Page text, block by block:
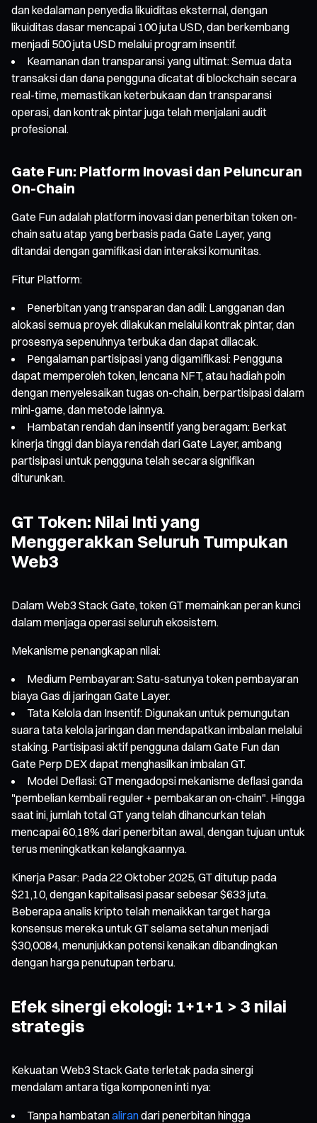
dan kedalaman penyedia likuiditas eksternal, dengan
likuiditas dasar mencapai 100 juta USD, dan berkembang
menjadi 500 juta USD melalui program insentif.
Keamanan dan transparansi yang ultimat: Semua data
transaksi dan dana pengguna dicatat di blockchain secara
real-time, memastikan keterbukaan dan transparansi
operasi, dan kontrak pintar juga telah menjalani audit
profesional.
Gate Fun: Platform Inovasi dan Peluncuran
On-Chain
Gate Fun adalah platform inovasi dan penerbitan token on-
chain satu atap yang berbasis pada Gate Layer, yang
ditandai dengan gamifikasi dan interaksi komunitas.
Fitur Platform:
Penerbitan yang transparan dan adil: Langganan dan
alokasi semua proyek dilakukan melalui kontrak pintar, dan
prosesnya sepenuhnya terbuka dan dapat dilacak.
Pengalaman partisipasi yang digamifikasi: Pengguna
dapat memperoleh token, lencana NFT, atau hadiah poin
dengan menyelesaikan tugas on-chain, berpartisipasi dalam
mini-game, dan metode lainnya.
Hambatan rendah dan insentif yang beragam: Berkat
kinerja tinggi dan biaya rendah dari Gate Layer, ambang
partisipasi untuk pengguna telah secara signifikan
diturunkan.
GT Token: Nilai Inti yang
Menggerakkan Seluruh Tumpukan
Web3
Dalam Web3 Stack Gate, token GT memainkan peran kunci
dalam menjaga operasi seluruh ekosistem.
Mekanisme penangkapan nilai:
Medium Pembayaran: Satu-satunya token pembayaran
biaya Gas di jaringan Gate Layer.
Tata Kelola dan Insentif: Digunakan untuk pemungutan
suara tata kelola jaringan dan mendapatkan imbalan melalui
staking. Partisipasi aktif pengguna dalam Gate Fun dan
Gate Perp DEX dapat menghasilkan imbalan GT.
Model Deflasi: GT mengadopsi mekanisme deflasi ganda
"pembelian kembali reguler + pembakaran on-chain". Hingga
saat ini, jumlah total GT yang telah dihancurkan telah
mencapai 60,18% dari penerbitan awal, dengan tujuan untuk
terus meningkatkan kelangkaannya.
Kinerja Pasar: Pada 22 Oktober 2025, GT ditutup pada
$21,10, dengan kapitalisasi pasar sebesar $633 juta.
Beberapa analis kripto telah menaikkan target harga
konsensus mereka untuk GT selama setahun menjadi
$30,0084, menunjukkan potensi kenaikan dibandingkan
dengan harga penutupan terbaru.
Efek sinergi ekologi: 1+1+1 > 3 nilai
strategis
Kekuatan Web3 Stack Gate terletak pada sinergi
mendalam antara tiga komponen inti nya:
Tanpa hambatanalirandari penerbitan hingga